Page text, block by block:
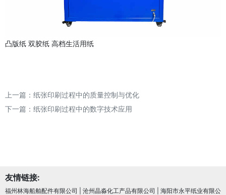
凸版纸 双胶纸 高档生活用纸
上一篇： 纸张印刷过程中的质量控制与优化
下一篇： 纸张印刷过程中的数字技术应用
友情链接:
福州林海船舶配件有限公司 沧州晶淼化工产品有限公司
海阳市永平纸业有限公